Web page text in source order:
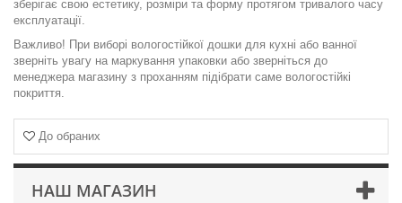
До обраних
НАШ МАГАЗИН
зберігає свою естетику, розміри та форму протягом тривалого часу
експлуатації.
Важливо! При виборі вологостійкої дошки для кухні або ванної
зверніть увагу на маркування упаковки або зверніться до
менеджера магазину з проханням підібрати саме вологостійкі
покриття.